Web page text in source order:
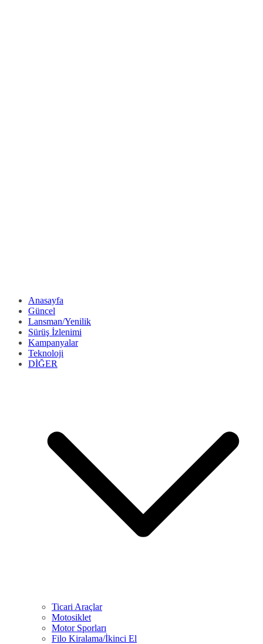
Anasayfa
Güncel
Lansman/Yenilik
Sürüş İzlenimi
Kampanyalar
Teknoloji
DİĞER
Ticari Araçlar
Motosiklet
Motor Sporları
Filo Kiralama/İkinci El